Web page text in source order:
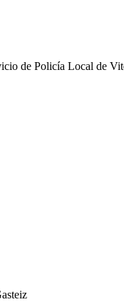
de Policía Local de